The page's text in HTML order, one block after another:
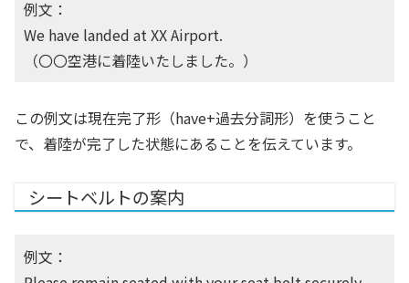
例文：
We have landed at XX Airport.
（〇〇空港に着陸いたしました。）
この例文は現在完了形（have+過去分詞形）を使うこと
で、着陸が完了した状態にあることを伝えています。
シートベルトの案内
例文：